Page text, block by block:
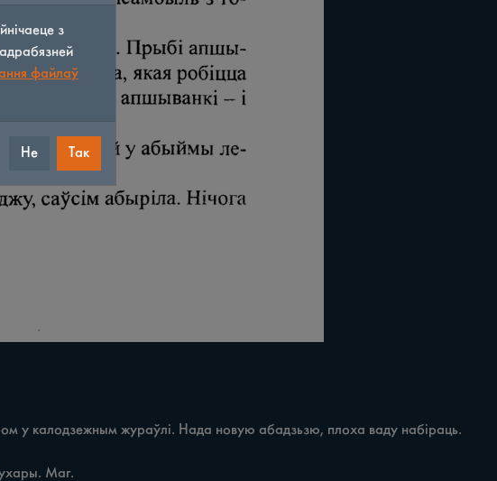
жураўлі. Нада новую абадзьзю, плоха ваду набіраць.
з
файлаў
Не Так